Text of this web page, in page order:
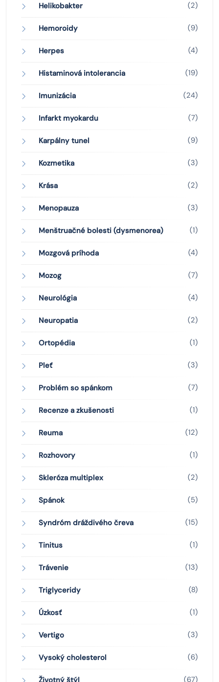
Helikobakter (2)
Hemoroidy (9)
Herpes (4)
Histaminová intolerancia (19)
Imunizácia (24)
Infarkt myokardu (7)
Karpálny tunel (9)
Kozmetika (3)
Krása (2)
Menopauza (3)
Menštruačné bolesti (dysmenorea) (1)
Mozgová príhoda (4)
Mozog (7)
Neurológia (4)
Neuropatia (2)
Ortopédia (1)
Pleť (3)
Problém so spánkom (7)
Recenze a zkušenosti (1)
Reuma (12)
Rozhovory (1)
Skleróza multiplex (2)
Spánok (5)
Syndróm dráždivého čreva (15)
Tinitus (1)
Trávenie (13)
Triglyceridy (8)
Úzkosť (1)
Vertigo (3)
Vysoký cholesterol (6)
Životný štýl (67)